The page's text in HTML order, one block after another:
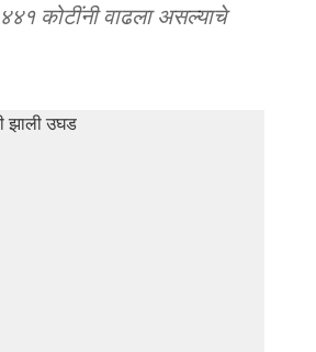
कोटींनी वाढला असल्याचे